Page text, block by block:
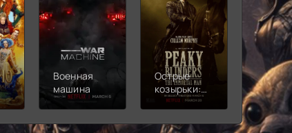
Военная
машина
Острые
козырьки:
Бессмертный
2